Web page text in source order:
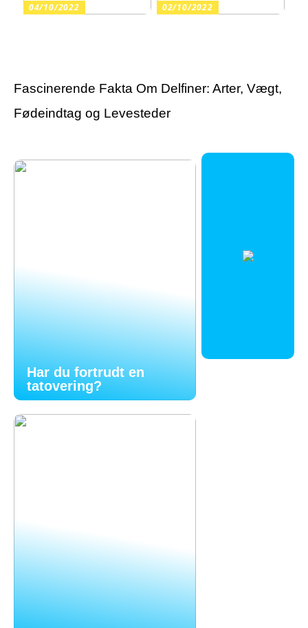
04/10/2022 02/10/2022
Fascinerende Fakta Om Delfiner: Arter, Vægt,
Fødeindtag og Levesteder
Har du fortrudt en
tatovering?